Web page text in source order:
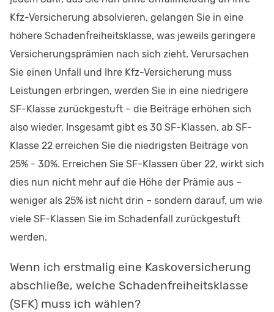
Kfz-Versicherung absolvieren, gelangen Sie in eine
höhere Schadenfreiheitsklasse, was jeweils geringere
Versicherungsprämien nach sich zieht. Verursachen
Sie einen Unfall und Ihre Kfz-Versicherung muss
Leistungen erbringen, werden Sie in eine niedrigere
SF-Klasse zurückgestuft – die Beiträge erhöhen sich
also wieder. Insgesamt gibt es 30 SF-Klassen, ab SF-
Klasse 22 erreichen Sie die niedrigsten Beiträge von
25% - 30%. Erreichen Sie SF-Klassen über 22, wirkt sich
dies nun nicht mehr auf die Höhe der Prämie aus –
weniger als 25% ist nicht drin – sondern darauf, um wie
viele SF-Klassen Sie im Schadenfall zurückgestuft
werden.
Wenn ich erstmalig eine Kaskoversicherung
abschließe, welche Schadenfreiheitsklasse
(SFK) muss ich wählen?